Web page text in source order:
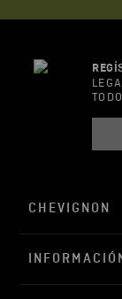
CHEVIGNON